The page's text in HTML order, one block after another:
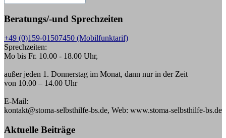
Beratungs/-und Sprechzeiten
+49 (0)159-01507450 (Mobilfunktarif)
Sprechzeiten:
Mo bis Fr. 10.00 - 18.00 Uhr,
außer jeden 1. Donnerstag im Monat, dann nur in der Zeit
von 10.00 – 14.00 Uhr
E-Mail:
kontakt@stoma-selbsthilfe-bs.de, Web: www.stoma-selbsthilfe-bs.de
Aktuelle Beiträge